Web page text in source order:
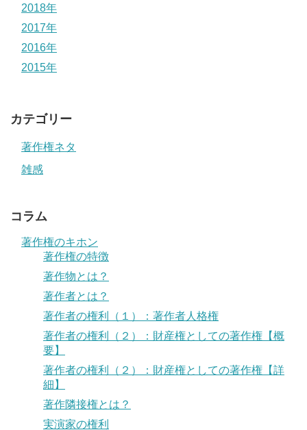
2018年
2017年
2016年
2015年
カテゴリー
著作権ネタ
雑感
コラム
著作権のキホン
著作権の特徴
著作物とは？
著作者とは？
著作者の権利（１）：著作者人格権
著作者の権利（２）：財産権としての著作権【概
要】
著作者の権利（２）：財産権としての著作権【詳
細】
著作隣接権とは？
実演家の権利